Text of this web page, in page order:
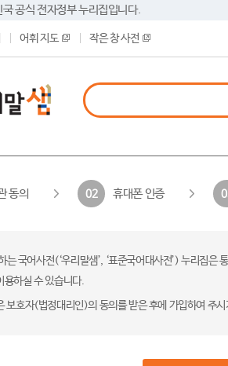
공식 전자정부 누리집입니다.
어휘 지도 작은 창 사전
동의 02 휴대폰 인증
는 국어사전(‘우리말샘’, ‘표준국어대사전’) 누리집
용하실 수 있습니다.
보호자(법정대리인)의 동의를 받은 후에 가입하여 주